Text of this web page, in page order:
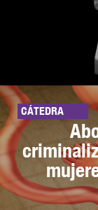
CÁTEDRA